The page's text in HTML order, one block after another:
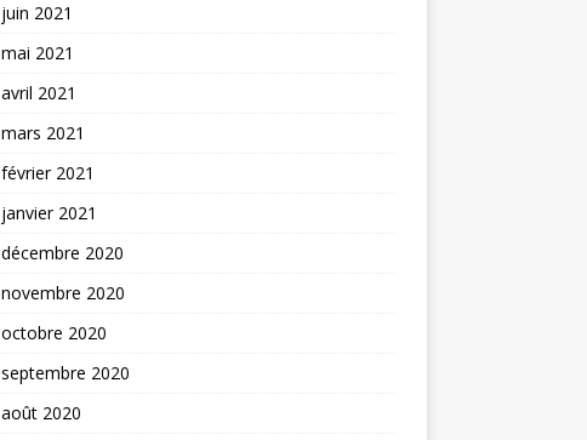
juin 2021
mai 2021
avril 2021
mars 2021
février 2021
janvier 2021
décembre 2020
novembre 2020
octobre 2020
septembre 2020
août 2020